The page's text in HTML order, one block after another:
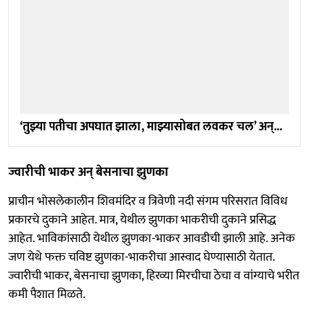
‘तुझ्या पतीचा अपघात झाला, माझ्यासोबत लवकर चल’ अन्...
ज्वारीची भाकर अन् बेसनाचा झुणका
प्राचीन भोसलेकालीन शिवमंदिर व त्रिवेणी नदी संगम परिसरात विविध
प्रकारचे दुकाने आहेत. मात्र, येथील झुणका भाकरीची दुकाने प्रसिद्ध
आहेत. भाविकांसाठी येथील झुणका-भाकर आवडीची झाली आहे. अनेक
जण येथे फक्त चविष्ट झुणका-भाकरीचा आस्वाद घेण्यासाठी येतात.
ज्वारीची भाकर, बेसनाचा झुणका, हिरव्या मिरचीचा ठेचा व वांग्याचे भरीत
कमी पैशात मिळते.